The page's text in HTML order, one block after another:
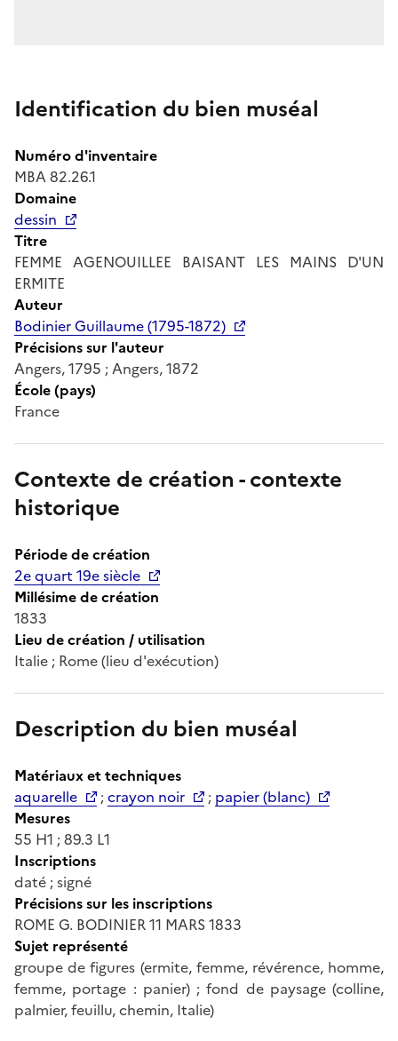
Identification du bien muséal
Numéro d'inventaire
MBA 82.26.1
Domaine
dessin
Titre
FEMME AGENOUILLEE BAISANT LES MAINS D'UN
ERMITE
Auteur
Bodinier Guillaume (1795-1872)
Précisions sur l'auteur
Angers, 1795 ; Angers, 1872
École (pays)
France
Contexte de création - contexte
historique
Période de création
2e quart 19e siècle
Millésime de création
1833
Lieu de création / utilisation
Italie ; Rome (lieu d'exécution)
Description du bien muséal
Matériaux et techniques
aquarelle
;crayon noir ; papier (blanc)
Mesures
55 H1 ; 89.3 L1
Inscriptions
daté ; signé
Précisions sur les inscriptions
ROME G. BODINIER 11 MARS 1833
Sujet représenté
groupe de figures (ermite, femme, révérence, homme,
femme, portage : panier) ; fond de paysage (colline,
palmier, feuillu, chemin, Italie)